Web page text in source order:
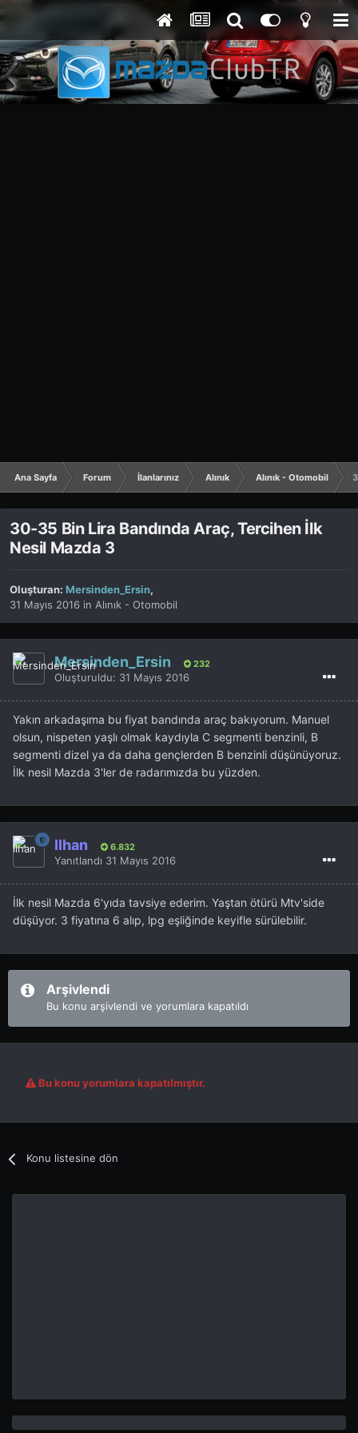
Ana Sayfa Forum İlanlarınız Alınık Alınık - Otomobil
30-35 Bin Lira Bandında Araç, Tercihen İlk
Nesil Mazda 3
Oluşturan: Mersinden_Ersin,
31 Mayıs 2016 in Alınık - Otomobil
Mersinden_Ersin 232
Oluşturuldu: 31 Mayıs 2016
Yakın arkadaşıma bu fiyat bandında araç bakıyorum. Manuel
olsun, nispeten yaşlı olmak kaydıyla C segmenti benzinli, B
segmenti dizel ya da daha gençlerden B benzinli düşünüyoruz.
İlk nesil Mazda 3'ler de radarımızda bu yüzden.
İlhan 6.832
Yanıtlandı 31 Mayıs 2016
İlk nesil Mazda 6'yıda tavsiye ederim. Yaştan ötürü Mtv'side
düşüyor. 3 fiyatına 6 alıp, lpg eşliğinde keyifle sürülebilir.
Arşivlendi
Bu konu arşivlendi ve yorumlara kapatıldı
Bu konu yorumlara kapatılmıştır.
Konu listesine dön